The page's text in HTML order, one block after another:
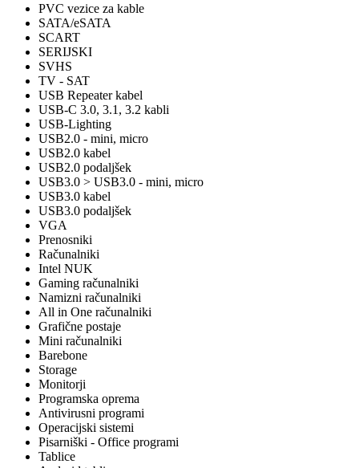
PVC vezice za kable
SATA/eSATA
SCART
SERIJSKI
SVHS
TV - SAT
USB Repeater kabel
USB-C 3.0, 3.1, 3.2 kabli
USB-Lighting
USB2.0 - mini, micro
USB2.0 kabel
USB2.0 podaljšek
USB3.0 > USB3.0 - mini, micro
USB3.0 kabel
USB3.0 podaljšek
VGA
Prenosniki
Računalniki
Intel NUK
Gaming računalniki
Namizni računalniki
All in One računalniki
Grafične postaje
Mini računalniki
Barebone
Storage
Monitorji
Programska oprema
Antivirusni programi
Operacijski sistemi
Pisarniški - Office programi
Tablice